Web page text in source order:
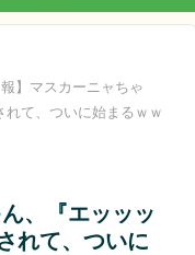
報】マスカーニャちゃ
て、ついに始まるｗｗ
、『エッッッ
れて、ついに